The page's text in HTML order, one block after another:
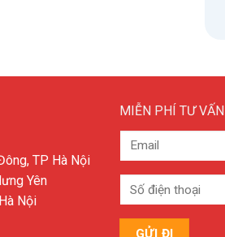
TP Hà Nội
Yên
Nội
MIỄN PHÍ TƯ VẤN